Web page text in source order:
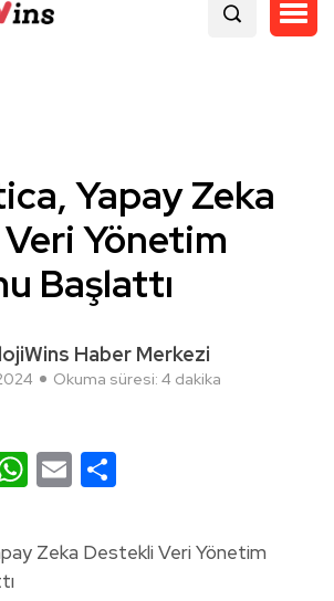
Yapay Zeka
Yönetim
Başlattı
Haber Merkezi
Okuma süresi: 4 dakika
WhatsApp
Email